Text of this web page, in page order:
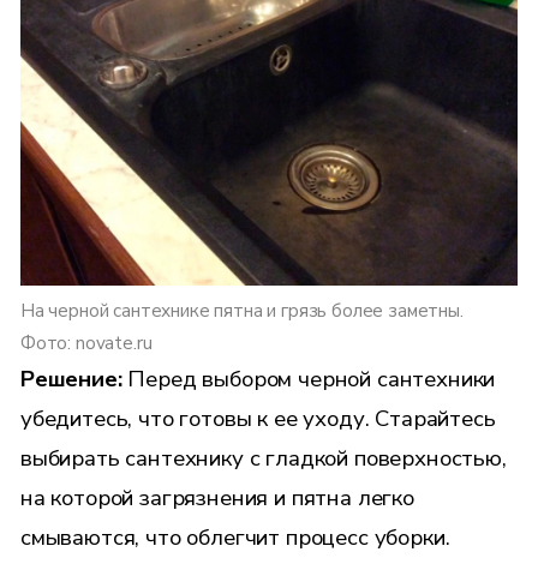
На черной сантехнике пятна и грязь более заметны.
Фото: novate.ru
Решение:Перед выбором черной сантехники
убедитесь, что готовы к ее уходу. Старайтесь
выбирать сантехнику с гладкой поверхностью,
на которой загрязнения и пятна легко
смываются, что облегчит процесс уборки.